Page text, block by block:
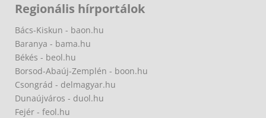
Regionális hírportálok
Bács-Kiskun - baon.hu
Baranya - bama.hu
Békés - beol.hu
Borsod-Abaúj-Zemplén - boon.hu
Csongrád - delmagyar.hu
Dunaújváros - duol.hu
Fejér - feol.hu